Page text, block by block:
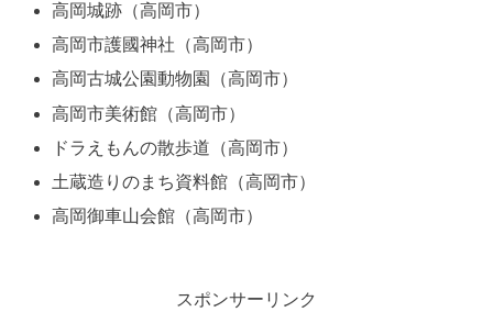
高岡城跡（高岡市）
高岡市護國神社（高岡市）
高岡古城公園動物園（高岡市）
高岡市美術館（高岡市）
ドラえもんの散歩道（高岡市）
土蔵造りのまち資料館（高岡市）
高岡御車山会館（高岡市）
スポンサーリンク